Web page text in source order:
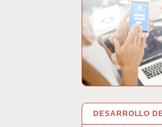
DESARROLLO
3 JUL 2024